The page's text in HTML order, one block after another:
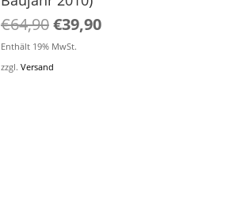
€64,90Ursprünglicher
Preis
war:
€39,90Aktueller
Enthält 19% MwSt.
zzgl. Versand